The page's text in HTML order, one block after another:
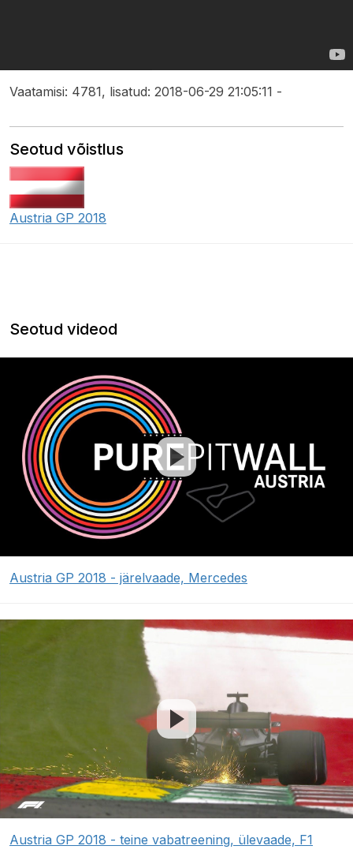
Vaatamisi: 4781, lisatud: 2018-06-29 21:05:11 -
Seotud võistlus
Austria GP 2018
Seotud videod
Austria GP 2018 - järelvaade, Mercedes
Austria GP 2018 - teine vabatreening, ülevaade, F1